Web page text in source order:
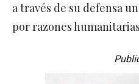
a través de su defensa
por razones